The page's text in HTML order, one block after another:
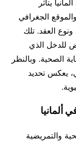
يتأثر
الجغرافي
العقد. تلك
للدخل الذي
الصحية. وبالنظر
يعكس تحديد
ألمانيا
والتمريضية